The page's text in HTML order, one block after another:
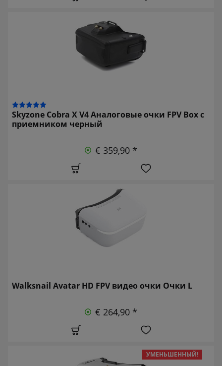
Skyzone Cobra X V4 Аналоговые очки FPV Box с
приемником черный
€ 359,90 *
Walksnail Avatar HD FPV видео очки Очки L
€ 264,90 *
УМЕНЬШЕННЫЙ!